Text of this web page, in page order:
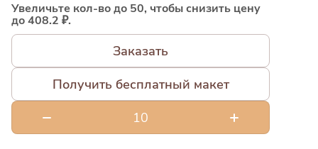
Увеличьте кол-во до 50, чтобы снизить цену
до 408.2 ₽.
Заказать
Получить бесплатный макет